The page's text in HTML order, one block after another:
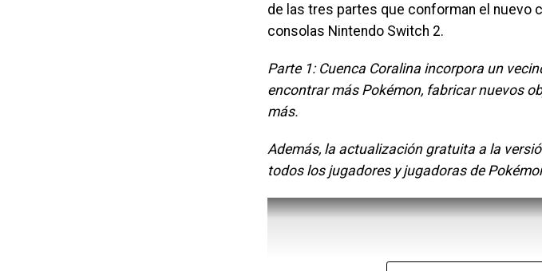
de las tres partes que conforman el nuevo
consolas Nintendo Switch 2.
Parte 1: Cuenca Coralina incorpora un
encontrar más Pokémon, fabricar nuevos
más.
Además, la actualización gratuita a la
todos los jugadores y jugadoras de